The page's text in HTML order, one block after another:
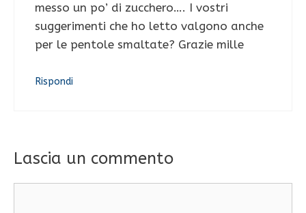
messo un po’ di zucchero…. I vostri
suggerimenti che ho letto valgono anche
per le pentole smaltate? Grazie mille
Rispondi
Lascia un commento